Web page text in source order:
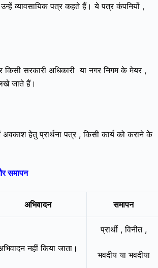
व्यावसायिक पत्र कहते हैं। ये पत्र कंपनियों ,
सरकारी अधिकारी या नगर निगम के मेयर ,
जाते हैं।
हेतु प्रार्थना पत्र , किसी कार्य को कराने के
समापन
अभिवादन समापन
नहींकिया जाता।
प्रार्थी , विनीत ,
भवदीय या भवदीया